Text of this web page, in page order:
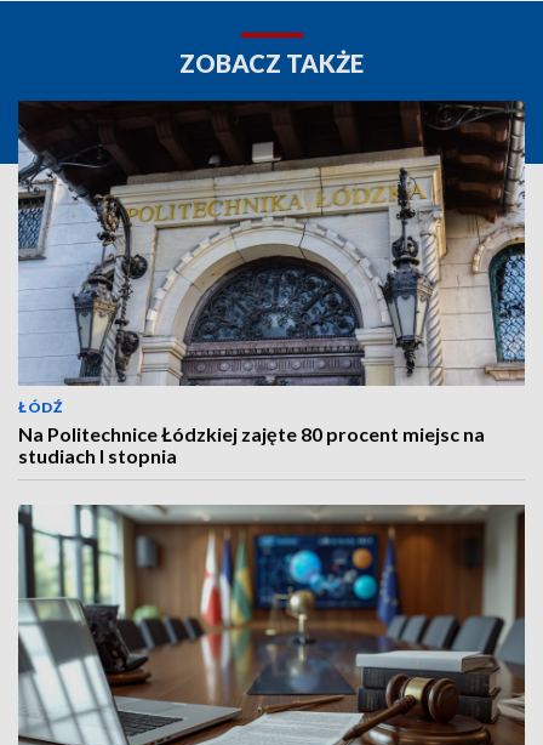
ZOBACZ TAKŻE
ŁÓDŹ
Na Politechnice Łódzkiej zajęte 80 procent miejsc na
studiach I stopnia